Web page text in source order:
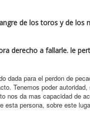
de los toros y de
derecho a fallarle. le
dada para el perdon de
Tenemos poder
nos da mas capacidad de
esta persona, sobre este